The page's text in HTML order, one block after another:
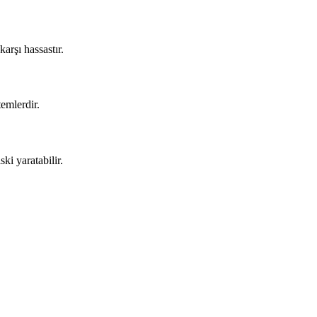
hassastır.
yaratabilir.